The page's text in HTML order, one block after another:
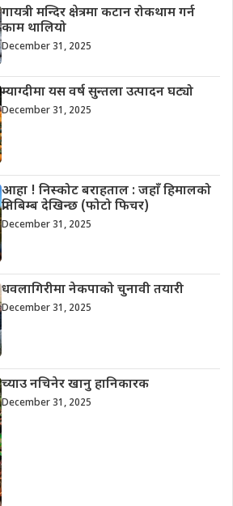
गायत्री मन्दिर क्षेत्रमा कटान रोकथाम गर्न
काम थालियो
December 31, 2025
म्याग्दीमा यस वर्ष सुन्तला उत्पादन घट्यो
December 31, 2025
आहा ! निस्कोट बराहताल : जहाँ हिमालको
प्रतिबिम्ब देखिन्छ (फोटो फिचर)
December 31, 2025
धवलागिरीमा नेकपाको चुनावी तयारी
December 31, 2025
च्याउ नचिनेर खानु हानिकारक
December 31, 2025